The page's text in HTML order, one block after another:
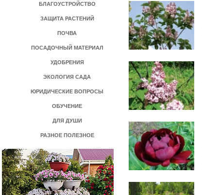
БЛАГОУСТРОЙСТВО
ЗАЩИТА РАСТЕНИЙ
ПОЧВА
ПОСАДОЧНЫЙ МАТЕРИАЛ
УДОБРЕНИЯ
ЭКОЛОГИЯ САДА
ЮРИДИЧЕСКИЕ ВОПРОСЫ
ОБУЧЕНИЕ
ДЛЯ ДУШИ
РАЗНОЕ ПОЛЕЗНОЕ